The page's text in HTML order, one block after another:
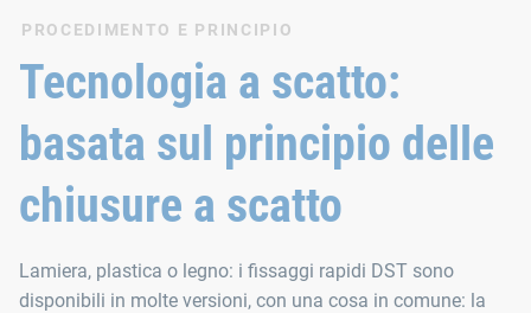
PROCEDIMENTO E PRINCIPIO
Tecnologia a scatto:
basata sul principio delle
chiusure a scatto
Lamiera, plastica o legno: i fissaggi rapidi DST sono
disponibili in molte versioni, con una cosa in comune: la